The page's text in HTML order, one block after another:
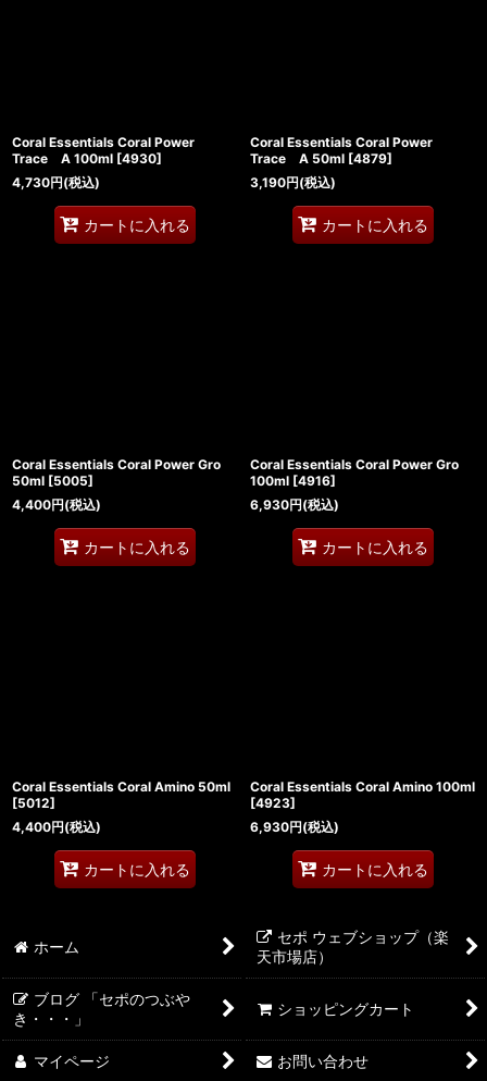
Coral Essentials Coral Power
Trace A 100ml [4930]
4,730円(税込)
カートに入れる
Coral Essentials Coral Power
Trace A 50ml [4879]
3,190円(税込)
カートに入れる
Coral Essentials Coral Power Gro
50ml [5005]
4,400円(税込)
カートに入れる
Coral Essentials Coral Power Gro
100ml [4916]
6,930円(税込)
カートに入れる
Coral Essentials Coral Amino 50ml
[5012]
4,400円(税込)
カートに入れる
Coral Essentials Coral Amino 100ml
[4923]
6,930円(税込)
カートに入れる
ホーム
セポ ウェブショップ（楽
天市場店）
ブログ 「セポのつぶや
き・・・」
ショッピングカート
マイページ お問い合わせ